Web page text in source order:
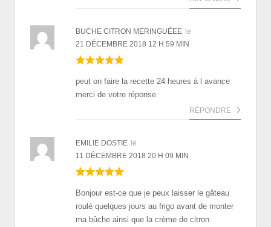
BUCHE CITRON MERINGUÉEE le
21 DÉCEMBRE 2018 12 H 59 MIN
peut on faire la recette 24 heures à l avance
merci de votre réponse
RÉPONDRE
EMILIE DOSTIE le
11 DÉCEMBRE 2018 20 H 09 MIN
Bonjour est-ce que je peux laisser le gâteau
roulé quelques jours au frigo avant de monter
ma bûche ainsi que la crème de citron